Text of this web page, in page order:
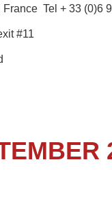
France Tel + 33 (0)6
#11